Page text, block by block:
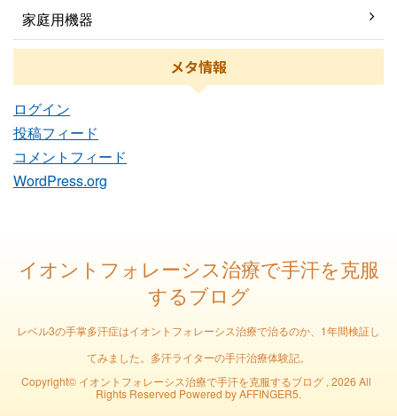
家庭用機器
メタ情報
ログイン
投稿フィード
コメントフィード
WordPress.org
イオントフォレーシス治療で手汗を克服
するブログ
レベル3の手掌多汗症はイオントフォレーシス治療で治るのか、1年間検証し
てみました。多汗ライターの手汗治療体験記。
Copyright© イオントフォレーシス治療で手汗を克服するブログ , 2026 All
Rights Reserved Powered byAFFINGER5.